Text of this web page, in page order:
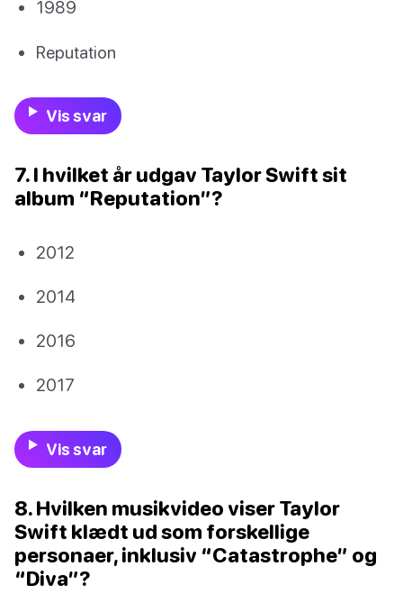
1989
Reputation
Vis svar
7. I hvilket år udgav Taylor Swift sit
album “Reputation”?
2012
2014
2016
2017
Vis svar
8. Hvilken musikvideo viser Taylor
Swift klædt ud som forskellige
personaer, inklusiv “Catastrophe” og
“Diva”?